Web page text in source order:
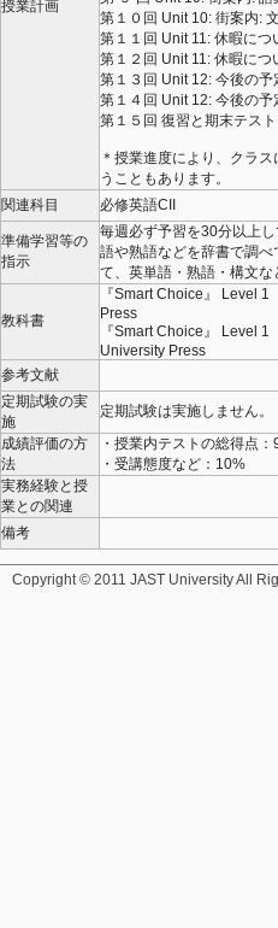
授業計画
第１０回 Unit 10: 街案内:
第１１回 Unit 11: 休暇に
第１２回 Unit 11: 休暇に
第１３回 Unit 12: 今後の
第１４回 Unit 12: 今後の
第１５回 復習と期末テスト
＊授業進度により、クラ
うこともあります。
関連科目
必修英語CII
準備学習等の
指示
毎週必ず予習を30分以上
語や熟語などを辞書で調
て、英単語・熟語・構文
教科書
『Smart Choice』 Level
Press
『Smart Choice』 Level
University Press
参考文献
定期試験の実
施
定期試験は実施しません。
成績評価の方
法
・授業内テストの総得点
・受講態度など：10%
実務経験と授
業との関連
備考